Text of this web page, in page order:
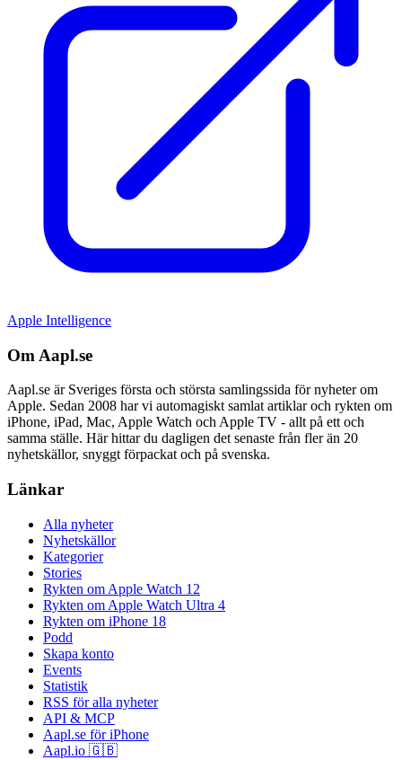
Apple Intelligence
Om Aapl.se
Aapl.se är Sveriges första och största samlingssida för nyheter om
Apple. Sedan 2008 har vi automagiskt samlat artiklar och rykten om
iPhone, iPad, Mac, Apple Watch och Apple TV - allt på ett och
samma ställe. Här hittar du dagligen det senaste från fler än 20
nyhetskällor, snyggt förpackat och på svenska.
Länkar
Alla nyheter
Nyhetskällor
Kategorier
Stories
Rykten om Apple Watch 12
Rykten om Apple Watch Ultra 4
Rykten om iPhone 18
Podd
Skapa konto
Events
Statistik
RSS för alla nyheter
API & MCP
Aapl.se för iPhone
Aapl.io 🇬🇧